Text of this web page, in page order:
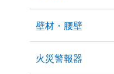
壁材・腰壁
火災警報器